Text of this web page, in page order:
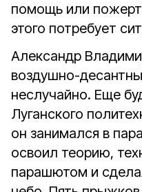
помощь или
этого потребует
Александр
воздушно-
неслучайно. Еще
Луганского
он занимался в
освоил теорию,
парашютом и